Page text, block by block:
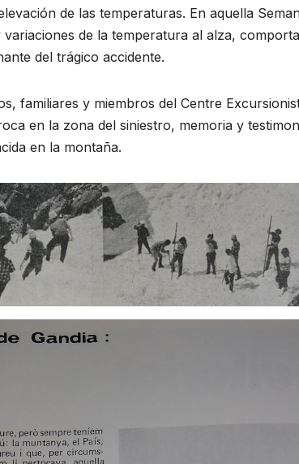
de las temperaturas. En aquella
de la temperatura al alza,
del trágico accidente.
familiares y miembros del Centre
en la zona del siniestro, memoria y
en la montaña.